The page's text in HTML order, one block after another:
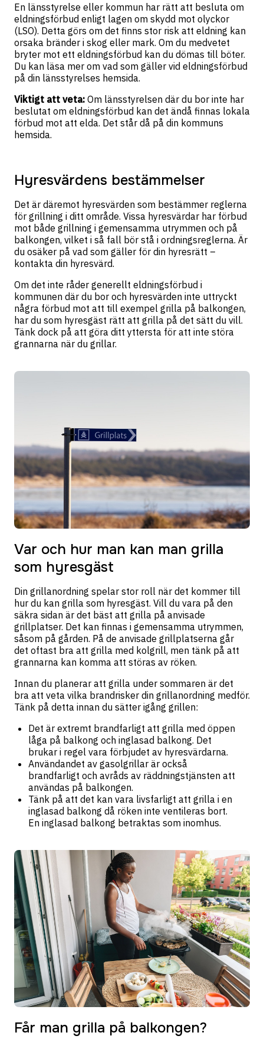
En länsstyrelse eller kommun har rätt att besluta om
eldningsförbud enligt lagen om skydd mot olyckor
(LSO). Detta görs om det finns stor risk att eldning kan
orsaka bränder i skog eller mark. Om du medvetet
bryter mot ett eldningsförbud kan du dömas till böter.
Du kan läsa mer om vad som gäller vid eldningsförbud
på din länsstyrelses hemsida.
Viktigt att veta: Om länsstyrelsen där du bor inte har
beslutat om eldningsförbud kan det ändå finnas lokala
förbud mot att elda. Det står då på din kommuns
hemsida.
Hyresvärdens bestämmelser
Det är däremot hyresvärden som bestämmer reglerna
för grillning i ditt område. Vissa hyresvärdar har förbud
mot både grillning i gemensamma utrymmen och på
balkongen, vilket i så fall bör stå i ordningsreglerna. Är
du osäker på vad som gäller för din hyresrätt –
kontakta din hyresvärd.
Om det inte råder generellt eldningsförbud i
kommunen där du bor och hyresvärden inte uttryckt
några förbud mot att till exempel grilla på balkongen,
har du som hyresgäst rätt att grilla på det sätt du vill.
Tänk dock på att göra ditt yttersta för att inte störa
grannarna när du grillar.
Var och hur man kan man grilla
som hyresgäst
Din grillanordning spelar stor roll när det kommer till
hur du kan grilla som hyresgäst. Vill du vara på den
säkra sidan är det bäst att grilla på anvisade
grillplatser. Det kan finnas i gemensamma utrymmen,
såsom på gården. På de anvisade grillplatserna går
det oftast bra att grilla med kolgrill, men tänk på att
grannarna kan komma att störas av röken.
Innan du planerar att grilla under sommaren är det
bra att veta vilka brandrisker din grillanordning medför.
Tänk på detta innan du sätter igång grillen:
Det är extremt brandfarligt att grilla med öppen
låga på balkong och inglasad balkong. Det
brukar i regel vara förbjudet av hyresvärdarna.
Användandet av gasolgrillar är också
brandfarligt och avråds av räddningstjänsten att
användas på balkongen.
Tänk på att det kan vara livsfarligt att grilla i en
inglasad balkong då röken inte ventileras bort.
En inglasad balkong betraktas som inomhus.
Får man grilla på balkongen?